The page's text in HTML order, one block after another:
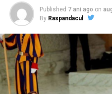
Published 7 ani ago on
By Raspandacul